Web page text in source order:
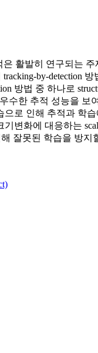
활발히 연구되는
by-detection
방법 중 하나로
수한 추적 성능을
으로 인해 추적과 학
기변화에 대응하는
잘못된 학습을 방